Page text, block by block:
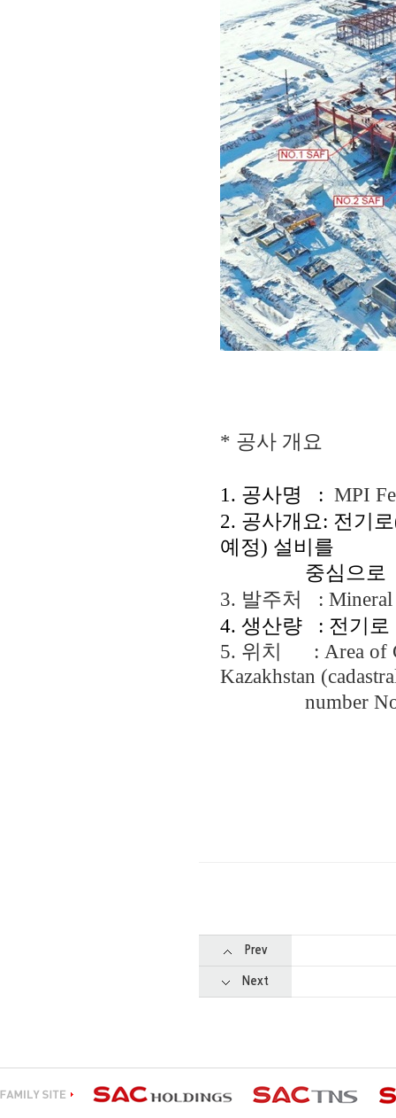
* 공사 개요
1. 공사명 : MPI
2. 공사개요: 전기로
예정) 설비를
중심으 로
3. 발주처 : Miner
4. 생산량 : 전기
5. 위치 : Area of
Kazakhstan
number No.
Prev
Next